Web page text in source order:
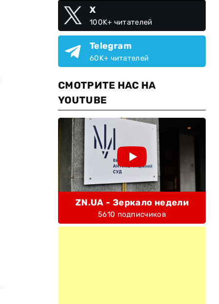
X
100K+ читателей
Telegram
60K+ читателей
СМОТРИТЕ НАС НА
YOUTUBE
ZN.UA - Зеркало недели
5610 подписчиков